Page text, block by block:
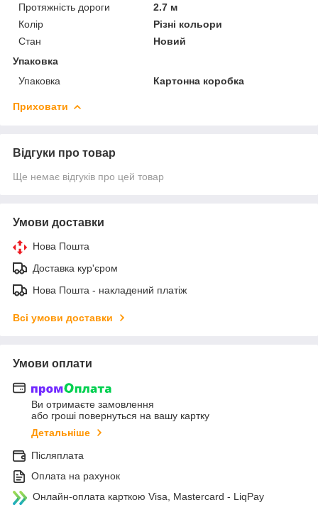
Протяжність дороги
2.7 м
Колір
Різні кольори
Стан
Новий
Упаковка
Упаковка
Картонна коробка
Приховати
Відгуки про товар
Ще немає відгуків про цей товар
Умови доставки
Нова Пошта
Доставка кур'єром
Нова Пошта - накладений платіж
Всі умови доставки
Умови оплати
Ви отримаєте замовлення
або гроші повернуться на вашу картку
Детальніше
Післяплата
Оплата на рахунок
Онлайн-оплата карткою Visa, Mastercard - LiqPay